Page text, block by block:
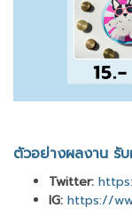
ตัวอย่างผลงาน รั
Twitter:
IG: https://